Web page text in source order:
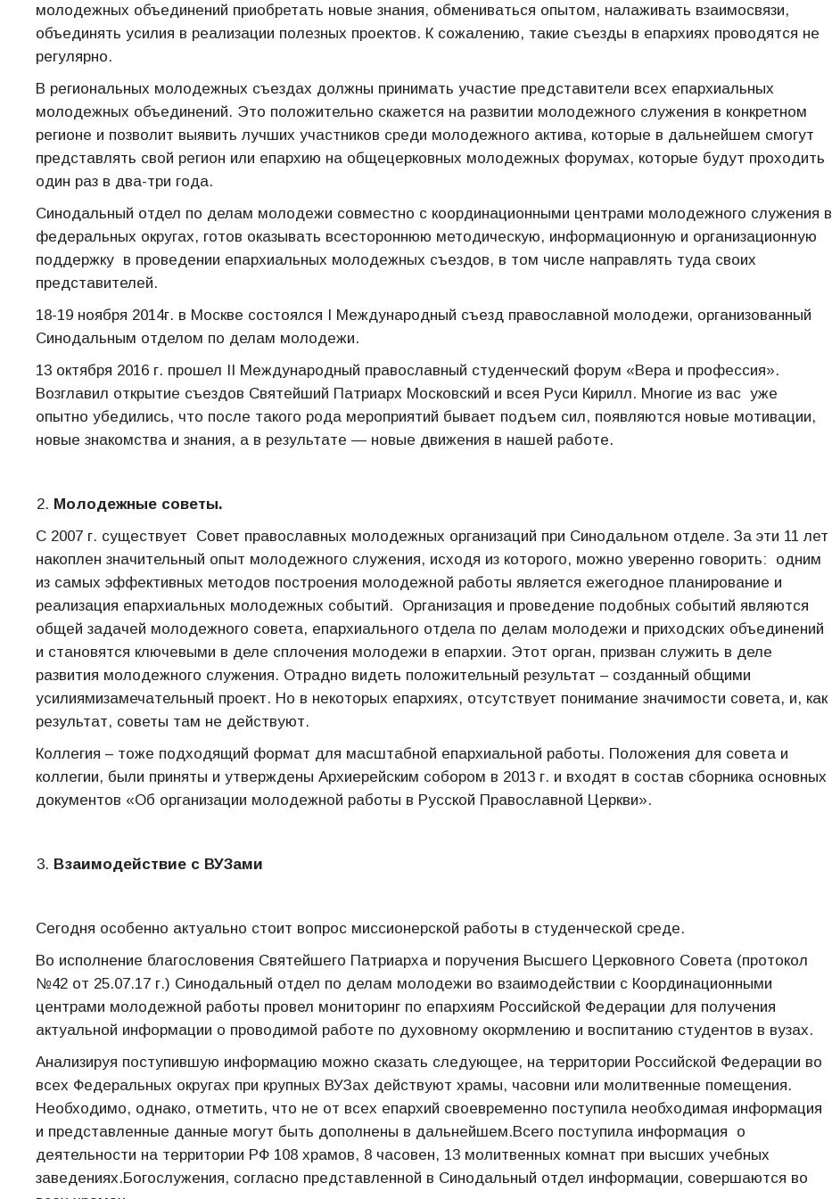
молодежных объединений приобретать новые знания, обмениваться опытом, налаживать взаимосвязи,
объединять усилия в реализации полезных проектов. К сожалению, такие съезды в епархиях проводятся не
регулярно.
В региональных молодежных съездах должны принимать участие представители всех епархиальных
молодежных объединений. Это положительно скажется на развитии молодежного служения в конкретном
регионе и позволит выявить лучших участников среди молодежного актива, которые в дальнейшем смогут
представлять свой регион или епархию на общецерковных молодежных форумах, которые будут проходить
один раз в два-три года.
Синодальный отдел по делам молодежи совместно с координационными центрами молодежного служения в
федеральных округах, готов оказывать всестороннюю методическую, информационную и организационную
поддержку в проведении епархиальных молодежных съездов, в том числе направлять туда своих
представителей.
18-19 ноября 2014г. в Москве состоялся I Международный съезд православной молодежи, организованный
Синодальным отделом по делам молодежи.
13 октября 2016 г. прошел II Международный православный студенческий форум «Вера и профессия».
Возглавил открытие съездов Святейший Патриарх Московский и всея Руси Кирилл. Многие из вас уже
опытно убедились, что после такого рода мероприятий бывает подъем сил, появляются новые мотивации,
новые знакомства и знания, а в результате — новые движения в нашей работе.
Молодежные советы.
С 2007 г. существует Совет православных молодежных организаций при Синодальном отделе. За эти 11 лет
накоплен значительный опыт молодежного служения, исходя из которого, можно уверенно говорить: одним
из самых эффективных методов построения молодежной работы является ежегодное планирование и
реализация епархиальных молодежных событий. Организация и проведение подобных событий являются
общей задачей молодежного совета, епархиального отдела по делам молодежи и приходских объединений
и становятся ключевыми в деле сплочения молодежи в епархии. Этот орган, призван служить в деле
развития молодежного служения. Отрадно видеть положительный результат – созданный общими
усилиямизамечательный проект. Но в некоторых епархиях, отсутствует понимание значимости совета, и, как
результат, советы там не действуют.
Коллегия – тоже подходящий формат для масштабной епархиальной работы. Положения для совета и
коллегии, были приняты и утверждены Архиерейским собором в 2013 г. и входят в состав сборника основных
документов «Об организации молодежной работы в Русской Православной Церкви».
Взаимодействие с ВУЗами
Сегодня особенно актуально стоит вопрос миссионерской работы в студенческой среде.
Во исполнение благословения Святейшего Патриарха и поручения Высшего Церковного Совета (протокол
№42 от 25.07.17 г.) Синодальный отдел по делам молодежи во взаимодействии с Координационными
центрами молодежной работы провел мониторинг по епархиям Российской Федерации для получения
актуальной информации о проводимой работе по духовному окормлению и воспитанию студентов в вузах.
Анализируя поступившую информацию можно сказать следующее, на территории Российской Федерации во
всех Федеральных округах при крупных ВУЗах действуют храмы, часовни или молитвенные помещения.
Необходимо, однако, отметить, что не от всех епархий своевременно поступила необходимая информация
и представленные данные могут быть дополнены в дальнейшем.Всего поступила информация о
деятельности на территории РФ 108 храмов, 8 часовен, 13 молитвенных комнат при высших учебных
заведениях.Богослужения, согласно представленной в Синодальный отдел информации, совершаются во